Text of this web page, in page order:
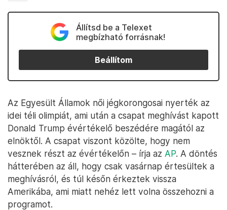
Állítsd be a Telexet
megbízható forrásnak!
Beállítom
Az Egyesült Államok női jégkorongosai nyerték az
idei téli olimpiát, ami után a csapat meghívást kapott
Donald Trump évértékelő beszédére magától az
elnöktől. A csapat viszont közölte, hogy nem
vesznek részt az évértékelőn – írja az AP. A döntés
hátterében az áll, hogy csak vasárnap értesültek a
meghívásról, és túl későn érkeztek vissza
Amerikába, ami miatt nehéz lett volna összehozni a
programot.